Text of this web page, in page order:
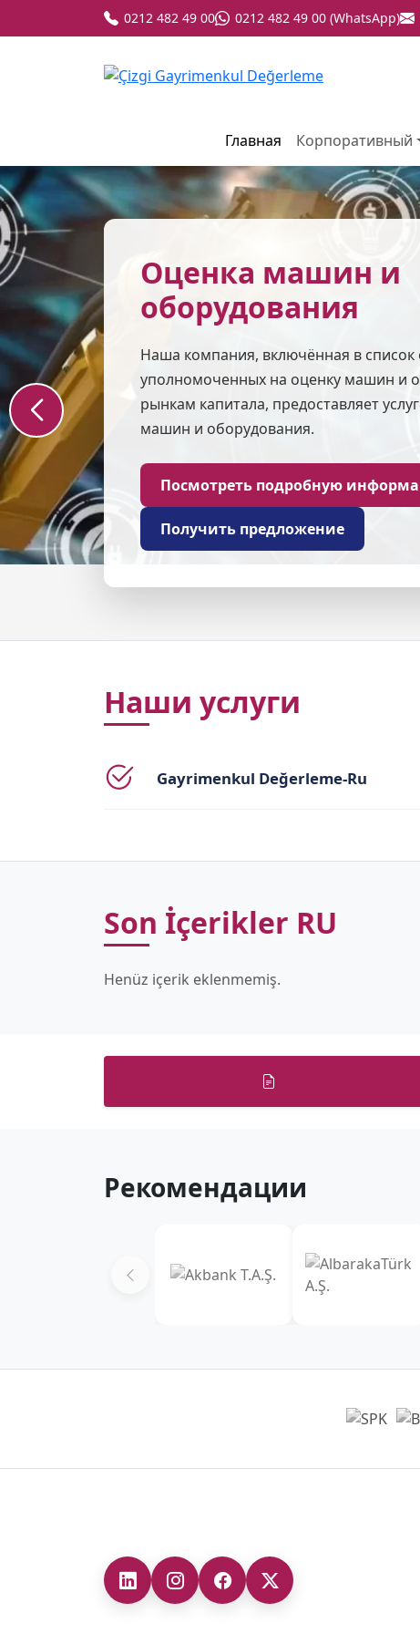
0212 482 49 00 0212 482 49 00 (WhatsApp)
Главная Корпоративный
Наши услуги
Gayrimenkul Değerleme-Ru
Son İçerikler RU
Henüz içerik eklenmemiş.
Рекомендации